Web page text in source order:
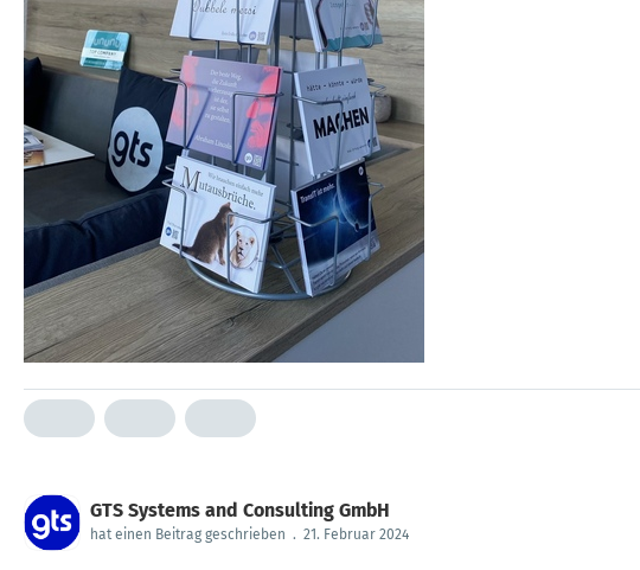
GTS Systems and Consulting GmbH
hat einen Beitrag geschrieben . 21. Februar 2024